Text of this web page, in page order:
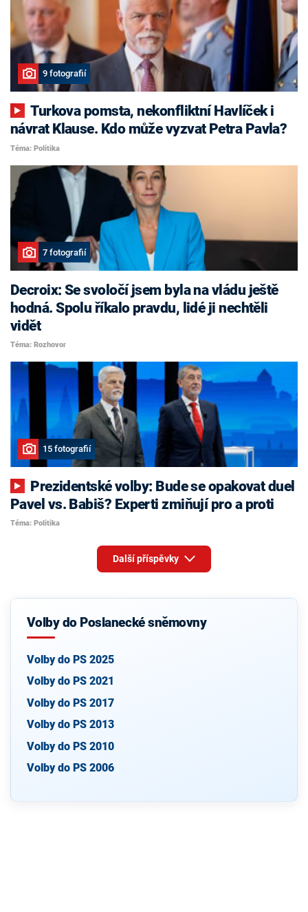
9 fotografií
Turkova pomsta, nekonfliktní Havlíček i
návrat Klause. Kdo může vyzvat Petra Pavla?
Téma: Politika
7 fotografií
Decroix: Se svoločí jsem byla na vládu ještě
hodná. Spolu říkalo pravdu, lidé ji nechtěli
vidět
Téma: Rozhovor
15 fotografií
Pavel vs. Babiš? Experti zmiňují pro a proti
Téma: Politika
Další příspěvky
Volby do Poslanecké sněmovny
Volby do PS 2025
Volby do PS 2021
Volby do PS 2017
Volby do PS 2013
Volby do PS 2010
Volby do PS 2006